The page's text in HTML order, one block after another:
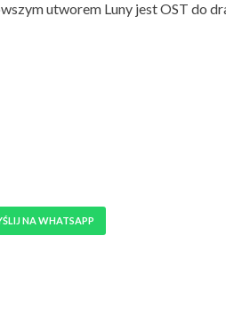
utworem Luny jest OST do
NA WHATSAPP